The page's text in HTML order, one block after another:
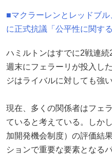
■マクラーレンとレッドブ
に正式抗議「公平性に関す
ハミルトンはすでに2戦連
週末にフェラーリが投入し
ジはライバルに対しても強
現在、多くの関係者はフェ
ていると考えている。しか
加開発機会制度）の評価結
ションで重要な要素となる